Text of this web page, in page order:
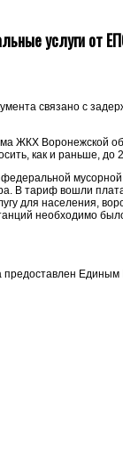
услуги от
связано с
ЖКХ Воронежской
как и раньше, до
федеральной
В тариф вошли
для населения,
необходимо
предоставлен